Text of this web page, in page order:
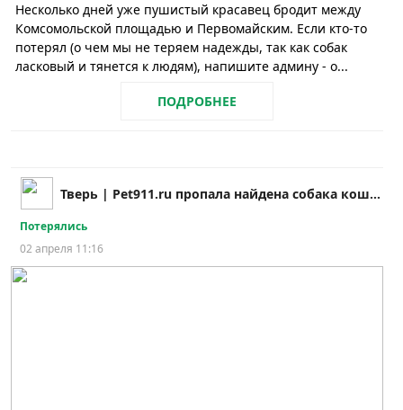
Несколько дней уже пушистый красавец бродит между
Комсомольской площадью и Первомайским. Если кто-то
потерял (о чем мы не теряем надежды, так как собак
ласковый и тянется к людям), напишите админу - о...
ПОДРОБНЕЕ
Тверь | Pet911.ru пропала найдена собака кошка
Потерялись
02 апреля 11:16